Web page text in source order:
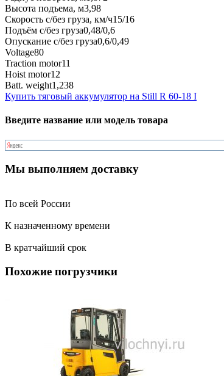
Высота подъема, м3,98
Скорость с/без груза, км/ч15/16
Подъём с/без груза0,48/0,6
Опускание с/без груза0,6/0,49
Voltage80
Traction motor11
Hoist motor12
Batt. weight1,238
Купить тяговый аккумулятор на Still R 60-18 I
Введите название или модель товара
Мы выполняем доставку
По всей России
К назначенному времени
В кратчайший срок
Похожие погрузчики